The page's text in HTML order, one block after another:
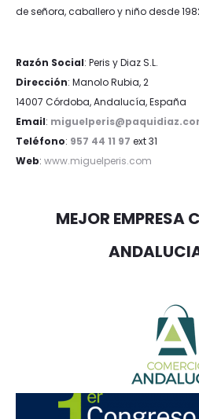
de señora, caballero y niño desde
Razón Social: Peris y Diaz S.L.
Dirección: Manolo Rubia, 2
14007 Córdoba, Andalucía, España
Email:
Teléfono: 957 44 11 97 ext 31
Web: www.miguelperis.com
MEJOR EMPRESA